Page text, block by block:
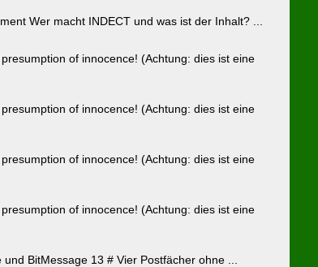
Wer macht INDECT und was ist der Inhalt? ...
of innocence! (Achtung: dies ist eine
of innocence! (Achtung: dies ist eine
of innocence! (Achtung: dies ist eine
of innocence! (Achtung: dies ist eine
BitMessage 13 # Vier Postfächer ohne ...